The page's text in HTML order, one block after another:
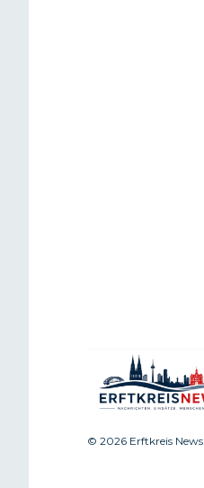
© 2026 Erftkreis News